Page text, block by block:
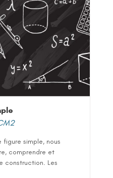
figure simple, nous
comprendre et
construction. Les